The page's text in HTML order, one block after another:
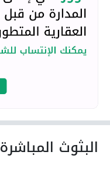
البثوث المباشرة